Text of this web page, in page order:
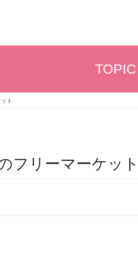
TOPIC
ト
フリーマーケット